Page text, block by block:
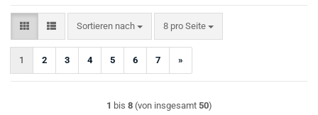
Sortieren nach
Sortieren nach 8 pro Seite
pro Seite
1 2 3 4 5 6 7 »
1 bis 8(von insgesamt 50)